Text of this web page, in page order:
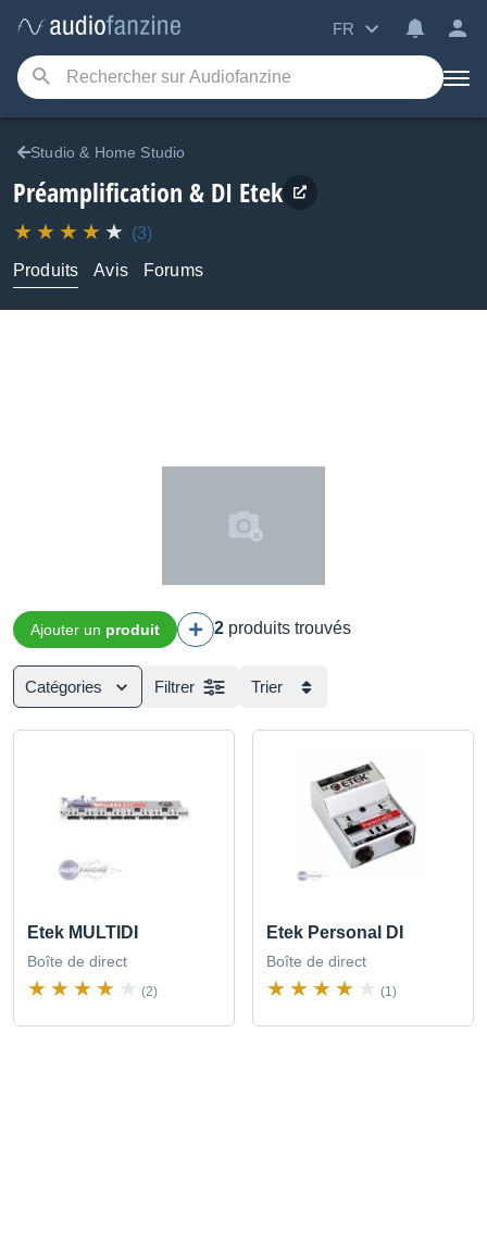
FR
Studio & Home Studio
Préamplification & DI Etek
(3)
Produits
Avis Forums
Ajouter un produit 2 produits trouvés
Catégories Filtrer Trier
Etek MULTIDI
Boîte de direct
(2)
Etek Personal DI
Boîte de direct
(1)